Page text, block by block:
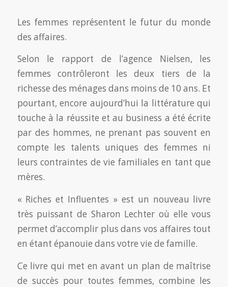
Les femmes représentent le futur du monde
des affaires.
Selon le rapport de l’agence Nielsen, les
femmes contrôleront les deux tiers de la
richesse des ménages dans moins de 10 ans. Et
pourtant, encore aujourd’hui la littérature qui
touche à la réussite et au business a été écrite
par des hommes, ne prenant pas souvent en
compte les talents uniques des femmes ni
leurs contraintes de vie familiales en tant que
mères.
« Riches et Influentes » est un nouveau livre
très puissant de Sharon Lechter où elle vous
permet d’accomplir plus dans vos affaires tout
en étant épanouie dans votre vie de famille.
Ce livre qui met en avant un plan de maîtrise
de succès pour toutes femmes, combine les